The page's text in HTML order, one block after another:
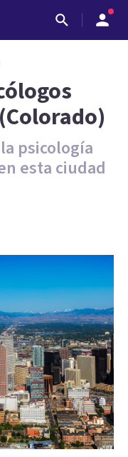
psicología
esta ciudad